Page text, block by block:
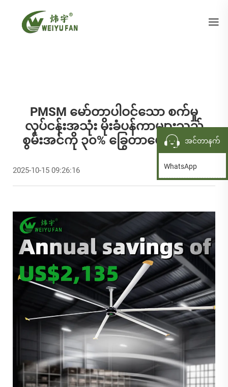
PMSM မော်တာပါဝင်သော စက်မှု
လုပ်ငန်းအသုံး မိုးခံပန်ကာများသည်
စွမ်းအင်ကို ၃၀% ခြွေတာပေးပါသည်
2025-10-15 09:26:16
အင်တာနက်
WhatsApp